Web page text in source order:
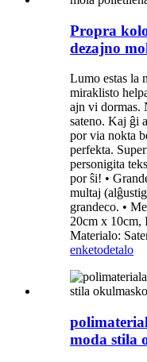
Propra
dezajno
Lumo estas la
miraklisto
ajn vi dormas.
sateno. Kaj ĝi
por via nokta
perfekta.
personigita
por ŝi! •
multaj
grandeco. •
20cm x 10cm,
Materialo:
enketodetalo
moda stila